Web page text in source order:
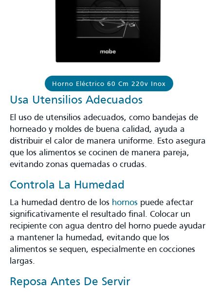
Horno Eléctrico 60 Cm 220v Inox
Usa Utensilios Adecuados
El uso de utensilios adecuados, como bandejas de
horneado y moldes de buena calidad, ayuda a
distribuir el calor de manera uniforme. Esto asegura
que los alimentos se cocinen de manera pareja,
evitando zonas quemadas o crudas.
Controla La Humedad
La humedad dentro de los hornos puede afectar
significativamente el resultado final. Colocar un
recipiente con agua dentro del horno puede ayudar
a mantener la humedad, evitando que los
alimentos se sequen, especialmente en cocciones
largas.
Reposa Antes De Servir